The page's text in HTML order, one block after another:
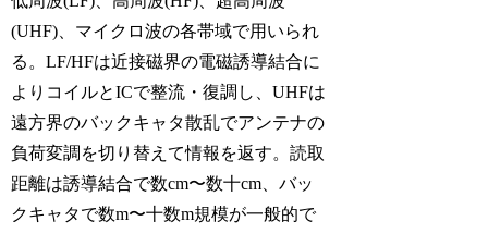
(UHF)、マイクロ波の各帯域で用いられ
る。LF/HFは近接磁界の電磁誘導結合に
よりコイルとICで整流・復調し、UHFは
遠方界のバックキャタ散乱でアンテナの
負荷変調を切り替えて情報を返す。読取
距離は誘導結合で数cm〜数十cm、バッ
クキャタで数m〜十数m規模が一般的で